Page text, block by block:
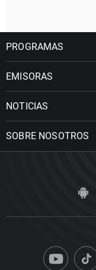
PROGRAMAS
EMISORAS
NOTICIAS
SOBRE NOSOTROS